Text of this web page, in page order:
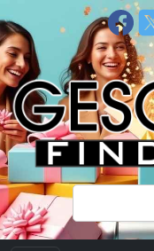
Suchen
nach: